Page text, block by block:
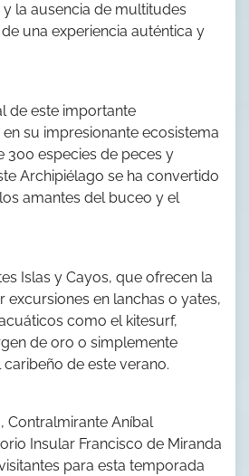
la ausencia de multitudes
una experiencia auténtica y
de este importante
su impresionante ecosistema
300 especies de peces y
Archipiélago se ha convertido
amantes del buceo y el
Islas y Cayos, que ofrecen la
excursiones en lanchas o yates,
como el kitesurf,
de oro o simplemente
de este verano.
Contralmirante Aníbal
Insular Francisco de Miranda
para esta temporada